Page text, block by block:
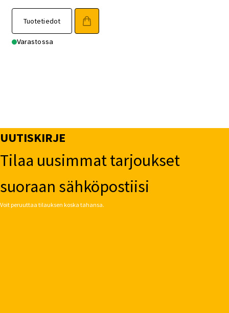
hinta
oli:
499,00 €.
hinta
on:
419,00 €.
Tuotetiedot
Varastossa
UUTISKIRJE
Tilaa uusimmat tarjoukset
suoraan sähköpostiisi
Voit peruuttaa tilauksen koska tahansa.